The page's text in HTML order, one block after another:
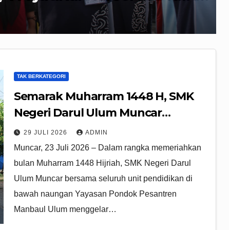
Berprestasi
TAK BERKATEGORI
Semarak Muharram 1448 H, SMK
Negeri Darul Ulum Muncar
Bersama Seluruh Unit Pendidikan
Yayasan Pondok Pesantren
Manbaul Ulum Gelar Jalan Sehat
dan Pentas Seni
29 JULI 2026 ADMIN
Muncar, 23 Juli 2026 – Dalam rangka memeriahkan
bulan Muharram 1448 Hijriah, SMK Negeri Darul
Ulum Muncar bersama seluruh unit pendidikan di
bawah naungan Yayasan Pondok Pesantren
Manbaul Ulum menggelar…